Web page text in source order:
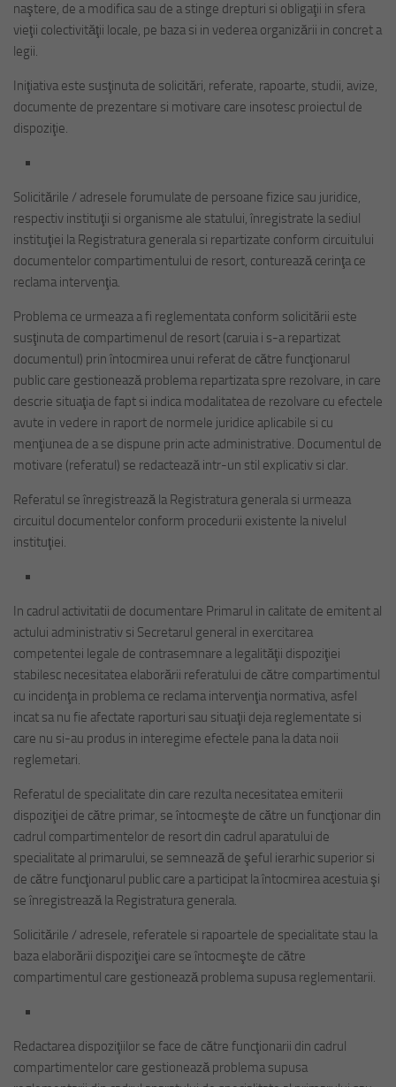
naştere, de a modifica sau de a stinge drepturi si obligaţii in sfera
vieţii colectivităţii locale, pe baza si in vederea organizării in concret a
legii.
Iniţiativa este susţinuta de solicitări, referate, rapoarte, studii, avize,
documente de prezentare si motivare care insotesc proiectul de
dispoziţie.
Solicitările / adresele forumulate de persoane fizice sau juridice,
respectiv instituţii si organisme ale statului, înregistrate la sediul
instituţiei la Registratura generala si repartizate conform circuitului
documentelor compartimentului de resort, conturează cerinţa ce
reclama intervenţia.
Problema ce urmeaza a fi reglementata conform solicitării este
susţinuta de compartimenul de resort (caruia i s-a repartizat
documentul) prin întocmirea unui referat de către funcţionarul
public care gestionează problema repartizata spre rezolvare, in care
descrie situaţia de fapt si indica modalitatea de rezolvare cu efectele
avute in vedere in raport de normele juridice aplicabile si cu
menţiunea de a se dispune prin acte administrative. Documentul de
motivare (referatul) se redactează intr-un stil explicativ si clar.
Referatul se înregistrează la Registratura generala si urmeaza
circuitul documentelor conform procedurii existente la nivelul
instituţiei.
In cadrul activitatii de documentare Primarul in calitate de emitent al
actului administrativ si Secretarul general in exercitarea
competentei legale de contrasemnare a legalităţii dispoziţiei
stabilesc necesitatea elaborării referatului de către compartimentul
cu incidenţa in problema ce reclama intervenţia normativa, asfel
incat sa nu fie afectate raporturi sau situaţii deja reglementate si
care nu si-au produs in interegime efectele pana la data noii
reglemetari.
Referatul de specialitate din care rezulta necesitatea emiterii
dispoziţiei de către primar, se întocmeşte de către un funcţionar din
cadrul compartimentelor de resort din cadrul aparatului de
specialitate al primarului, se semnează de şeful ierarhic superior si
de către funcţionarul public care a participat la întocmirea acestuia şi
se înregistrează la Registratura generala.
Solicitările / adresele, referatele si rapoartele de specialitate stau la
baza elaborării dispoziţiei care se întocmeşte de către
compartimentul care gestionează problema supusa reglementarii.
Redactarea dispoziţiilor se face de către funcţionarii din cadrul
compartimentelor care gestionează problema supusa